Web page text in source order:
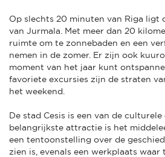
Op slechts 20 minuten van Riga ligt
van Jurmala. Met meer dan 20
ruimte om te zonnebaden en een
nemen in de zomer. Er zijn ook
moment van het jaar kunt
favoriete excursies zijn de straten
het weekend.
De stad Cesis is een van de
belangrijkste attractie is het
een tentoonstelling over de
zien is, evenals een werkplaats